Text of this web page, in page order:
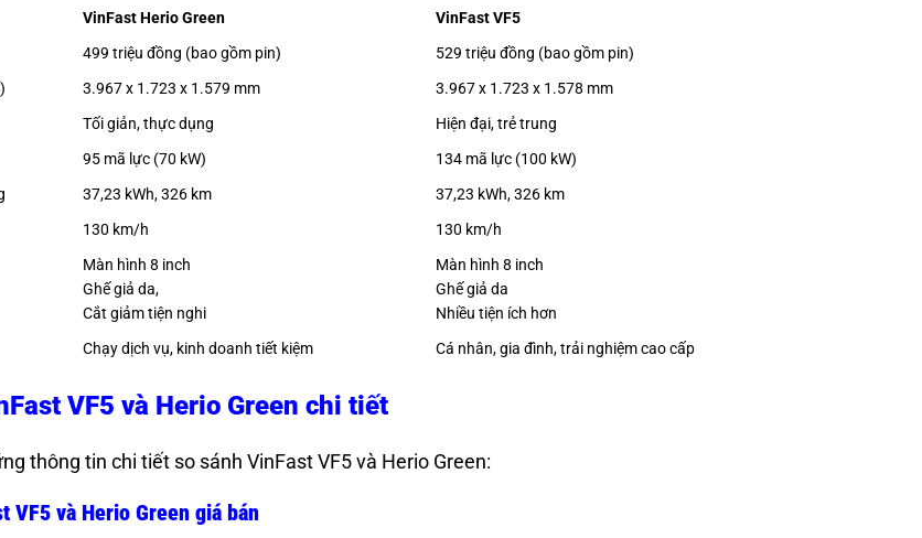
VinFast Herio Green
VinFast VF5
499 triệu đồng (bao gồm pin)
529 triệu đồng (bao gồm pin)
3.967 x 1.723 x 1.579 mm
3.967 x 1.723 x 1.578 mm
Tối giản, thực dụng
Hiện đại, trẻ trung
95 mã lực (70 kW)
134 mã lực (100 kW)
37,23 kWh, 326 km
37,23 kWh, 326 km
130 km/h
130 km/h
Màn hình 8 inch
Ghế giả da,
Cắt giảm tiện nghi
Màn hình 8 inch
Ghế giả da
Nhiều tiện ích hơn
Chạy dịch vụ, kinh doanh tiết kiệm Cá nhân, gia đình, trải nghiệm cao cấp
VF5 và Herio Green chi tiết
thông tin chi tiết so sánh VinFast VF5 và Herio Green:
VF5 và Herio Green giá bán